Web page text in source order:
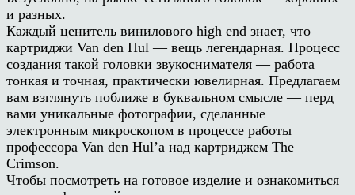
и разных.
Каждый ценитель винилового high end знает, что
картриджи Van den Hul — вещь легендарная. Процесс
создания такой головки звукоснимателя — работа
тонкая и точная, практически ювелирная. Предлагаем
вам взглянуть поближе в буквальном смысле — перд
вами уникальные фотографии, сделанные
электронным микроскопом в процессе работы
профессора Van den Hul’a над картриджем The
Crimson.
Чтобы посмотреть на готовое изделие и ознакомиться